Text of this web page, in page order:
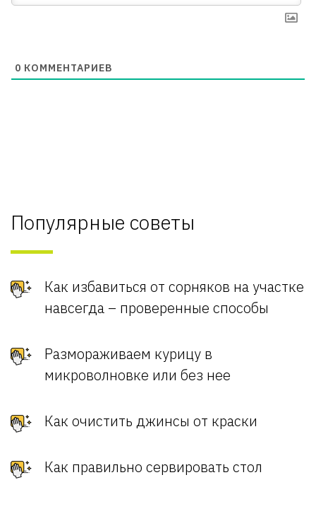
0 КОММЕНТАРИЕВ
Популярные советы
Как избавиться от сорняков на участке
навсегда – проверенные способы
Размораживаем курицу в
микроволновке или без нее
Как очистить джинсы от краски
Как правильно сервировать стол